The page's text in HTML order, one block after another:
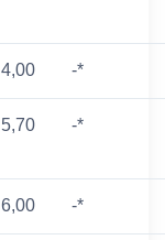
4,00 -*
5,70 -*
6,00 -*